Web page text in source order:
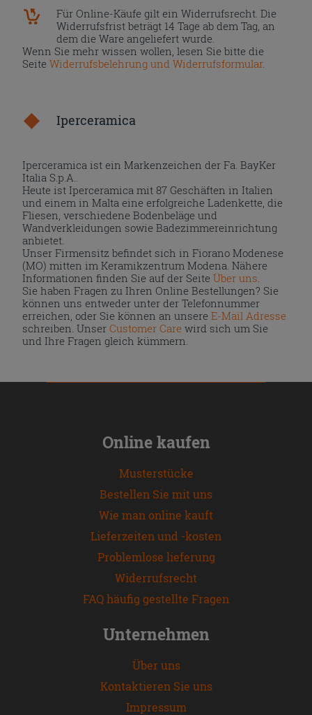
Für Online-Käufe gilt ein Widerrufsrecht. Die
Widerrufsfrist beträgt 14 Tage ab dem Tag, an
dem die Ware angeliefert wurde.
Wenn Sie mehr wissen wollen, lesen Sie bitte die
SeiteWiderrufsbelehrung und Widerrufsformular.
Iperceramica
Iperceramica ist ein Markenzeichen der Fa. BayKer
Italia S.p.A..
Heute ist Iperceramica mit 87 Geschäften in Italien
und einem in Malta eine erfolgreiche Ladenkette, die
Fliesen, verschiedene Bodenbeläge und
Wandverkleidungen sowie Badezimmereinrichtung
anbietet.
Unser Firmensitz befindet sich in Fiorano Modenese
(MO) mitten im Keramikzentrum Modena. Nähere
Informationen finden Sie auf der Seite Über uns
Sie haben Fragen zu Ihren Online Bestellungen? Sie
können uns entweder unter der Telefonnummer
erreichen, oder Sie können an unsereE-Mail Adresse
schreiben. UnserCustomer Care wird sich um Sie
und Ihre Fragen gleich kümmern.
Online kaufen
Musterstücke
Bestellen Sie mit uns
Wie man online kauft
Lieferzeiten und -kosten
Problemlose lieferung
Widerrufsrecht
FAQ häufig gestellte Fragen
Unternehmen
Über uns
Kontaktieren Sie uns
Impressum